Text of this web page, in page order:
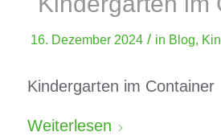
16. Dezember 2024 / in Blog,
Kindergarten im Container
Weiterlesen